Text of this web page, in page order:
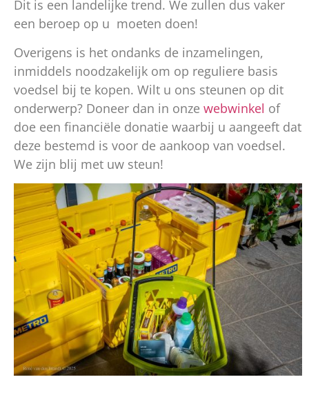
Dit is een landelijke trend. We zullen dus vaker
een beroep op u moeten doen!
Overigens is het ondanks de inzamelingen,
inmiddels noodzakelijk om op reguliere basis
voedsel bij te kopen. Wilt u ons steunen op dit
onderwerp? Doneer dan in onze webwinkel of
doe een financiële donatie waarbij u aangeeft dat
deze bestemd is voor de aankoop van voedsel.
We zijn blij met uw steun!